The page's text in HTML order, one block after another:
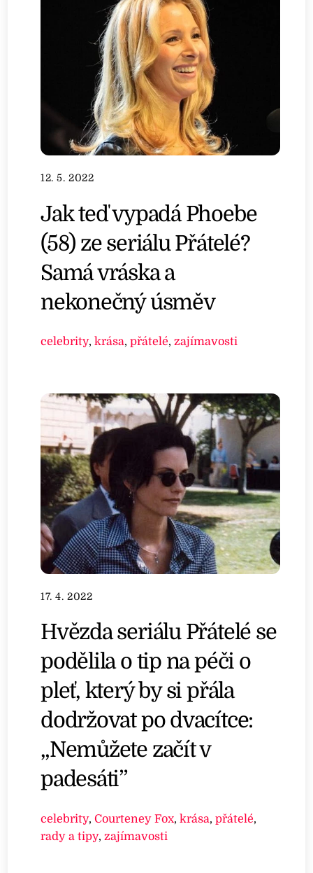
12. 5. 2022
Jak teď vypadá Phoebe
(58) ze seriálu Přátelé?
Samá vráska a
nekonečný úsměv
celebrity,krása,přátelé,zajímavosti
17. 4. 2022
Hvězda seriálu Přátelé se
podělila o tip na péči o
pleť, který by si přála
dodržovat po dvacítce:
„Nemůžete začít v
padesáti”
celebrity,Courteney Fox,krása,přátelé,
rady a tipy, zajímavosti